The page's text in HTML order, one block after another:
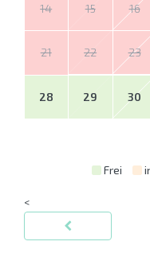
14 15 16
21 22 23
28 29 30
Frei
<